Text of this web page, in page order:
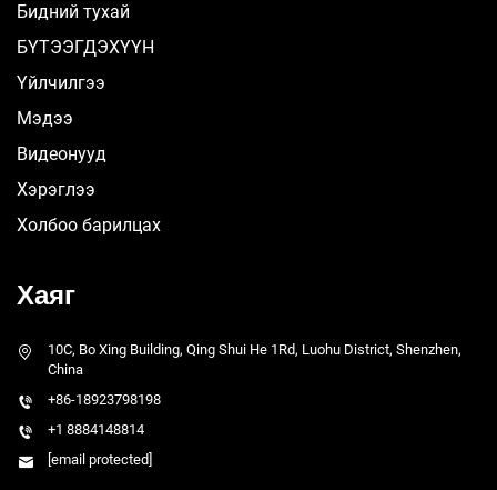
Бидний тухай
БҮТЭЭГДЭХҮҮН
Үйлчилгээ
Мэдээ
Видеонууд
Хэрэглээ
Холбоо барилцах
Хаяг
10C, Bo Xing Building, Qing Shui He 1Rd, Luohu District, Shenzhen,
China
+86-18923798198
+1 8884148814
[email protected]